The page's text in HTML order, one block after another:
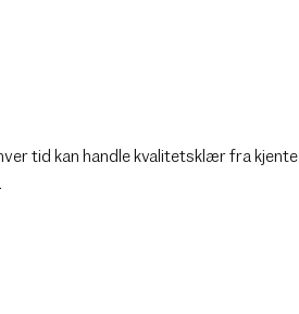
tid kan handle kvalitetsklær fra kjente